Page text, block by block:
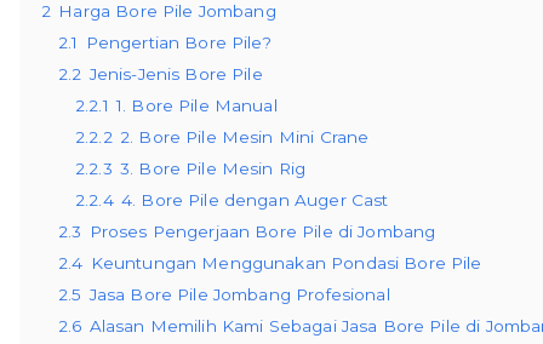
2 Harga Bore Pile Jombang
2.1
Pengertian Bore Pile?
2.2 Jenis-Jenis Bore Pile
2.2.1 1. Bore Pile Manual
2.2.2 2. Bore Pile Mesin Mini Crane
2.2.3 3. Bore Pile Mesin Rig
2.2.4 4. Bore Pile dengan Auger Cast
2.3
Proses Pengerjaan Bore Pile di Jombang
2.4 Keuntungan Menggunakan Pondasi Bore Pile
2.5 Jasa Bore Pile Jombang Profesional
2.6 Alasan Memilih Kami Sebagai Jasa Bore Pile di